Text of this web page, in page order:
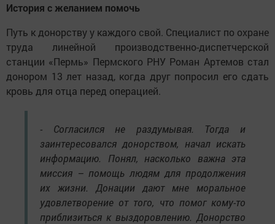
История с желанием помочь
Путь к донорству у каждого свой. Специалист по охране
труда линейной производственно-диспетчерской
станции «Пермь» Пермского РНУ Роман Артемов стал
донором 13 лет назад, когда друг попросил его сдать
кровь для отца перед операцией.
- Согласился не раздумывая. Тогда и
заинтересовался донорством, начал искать
информацию. Понял, насколько важна эта
миссия – помощь людям для продолжения
их жизни. Донации дают мне моральное
удовлетворение от того, что помог кому-то
приблизиться к выздоровлению. Донорство